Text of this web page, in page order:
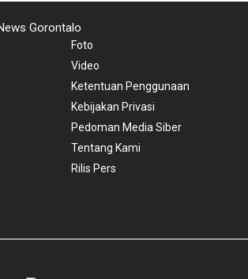
Gorontalo
Foto
Video
Ketentuan Penggunaan
Kebijakan Privasi
Pedoman Media Siber
Tentang Kami
Rilis Pers